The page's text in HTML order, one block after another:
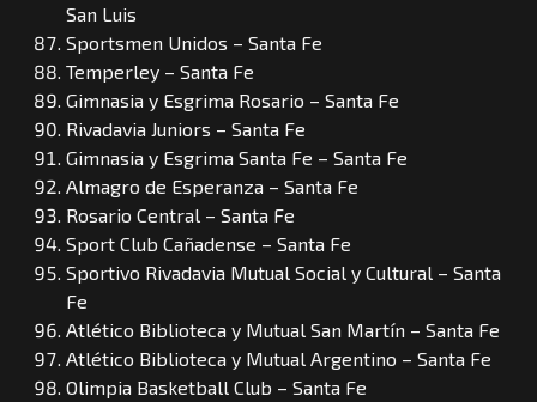
San Luis
Sportsmen Unidos – Santa Fe
Temperley – Santa Fe
Gimnasia y Esgrima Rosario – Santa Fe
Rivadavia Juniors – Santa Fe
Gimnasia y Esgrima Santa Fe – Santa Fe
Almagro de Esperanza – Santa Fe
Rosario Central – Santa Fe
Sport Club Cañadense – Santa Fe
Sportivo Rivadavia Mutual Social y Cultural – Santa
Fe
Atlético Biblioteca y Mutual San Martín – Santa Fe
Atlético Biblioteca y Mutual Argentino – Santa Fe
Olimpia Basketball Club – Santa Fe